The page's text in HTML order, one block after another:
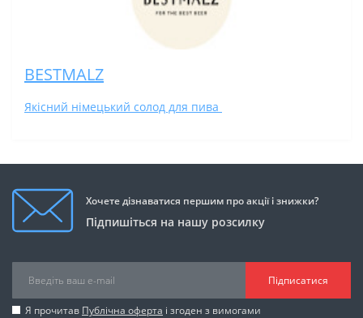
BESTMALZ
Якісний німецький солод для пива
Хочете дізнаватися першим про акції і знижки?
Підпишіться на нашу розсилку
Підписатися
Я прочитав Публічна оферта і згоден з вимогами